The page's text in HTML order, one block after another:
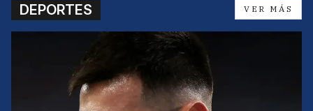
DEPORTES VER MÁS